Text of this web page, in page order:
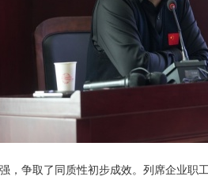
，争取了同质性初步成效。列席企业